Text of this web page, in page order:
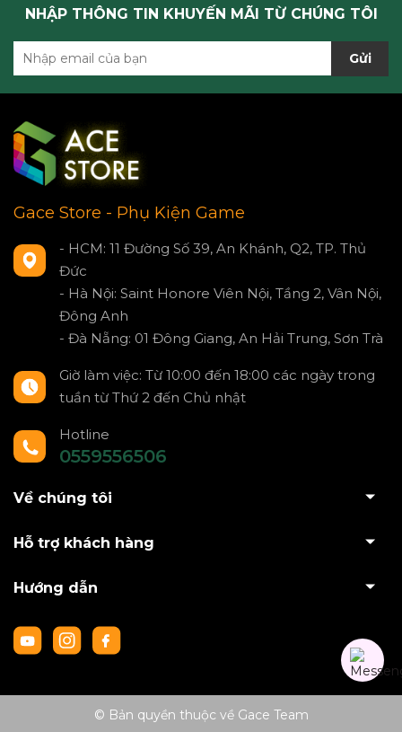
NHẬP THÔNG TIN KHUYẾN MÃI TỪ CHÚNG TÔI
Gửi
Gace Store - Phụ Kiện Game
- HCM: 11 Đường Số 39, An Khánh, Q2, TP. Thủ
Đức
- Hà Nội: Saint Honore Viên Nội, Tầng 2, Vân Nội,
Đông Anh
- Đà Nẵng: 01 Đông Giang, An Hải Trung, Sơn Trà
Giờ làm việc: Từ 10:00 đến 18:00 các ngày trong
tuần từ Thứ 2 đến Chủ nhật
Hotline
0559556506
Về chúng tôi
Hỗ trợ khách hàng
Hướng dẫn
© Bản quyền thuộc về Gace Team